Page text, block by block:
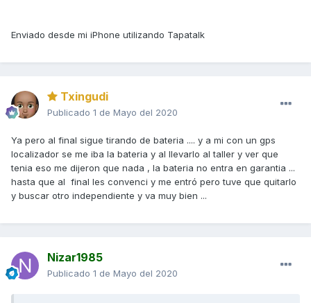
Enviado desde mi iPhone utilizando Tapatalk
Txingudi
Publicado 1 de Mayo del 2020
Ya pero al final sigue tirando de bateria .... y a mi con un gps
localizador se me iba la bateria y al llevarlo al taller y ver que
tenia eso me dijeron que nada , la bateria no entra en garantia ...
hasta que al final les convenci y me entró pero tuve que quitarlo
y buscar otro independiente y va muy bien ...
Nizar1985
Publicado 1 de Mayo del 2020